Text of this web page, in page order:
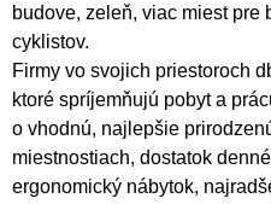
budove, zeleň, viac miest pre
cyklistov.
Firmy vo svojich priestoroch
ktoré spríjemňujú pobyt a
o vhodnú, najlepšie
miestnostiach, dostatok
ergonomický nábytok,